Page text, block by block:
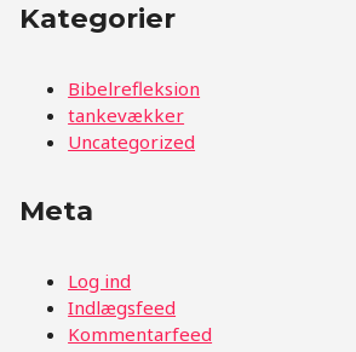
Kategorier
Bibelrefleksion
tankevækker
Uncategorized
Meta
Log ind
Indlægsfeed
Kommentarfeed